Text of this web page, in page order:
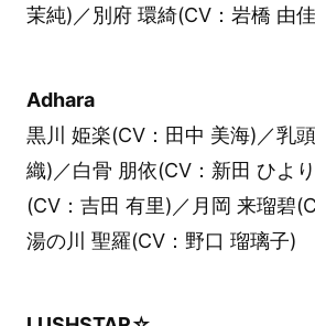
茉純)／別府 環綺(CV：岩橋 由
Adhara
黒川 姫楽(CV：田中 美海)／乳
織)／白骨 朋依(CV：新田 ひよ
(CV：吉田 有里)／月岡 来瑠碧
湯の川 聖羅(CV：野口 瑠璃子)